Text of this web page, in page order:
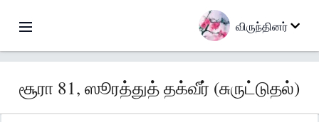
விருந்தினர்
சூரா 81, ஸூரத்துத் தக்வீர் (சுருட்டுதல்)